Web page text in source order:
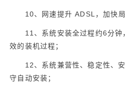
10、网速提升 ADSL ，加快
11 、系统安装全过程约6分钟
效的装机过程；
12 、系统兼营性、稳定性、
守自动安装；